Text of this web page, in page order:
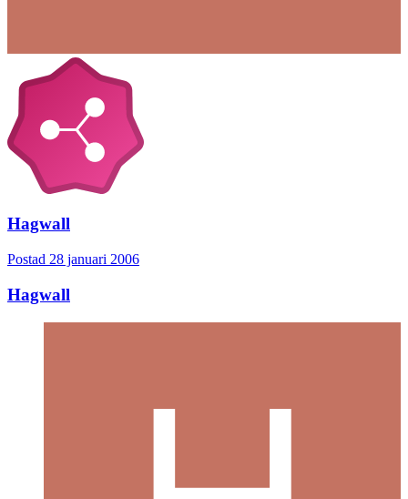
Hagwall
Postad 28 januari 2006
Hagwall